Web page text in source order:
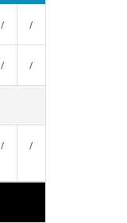
/ /
/ /
/ /